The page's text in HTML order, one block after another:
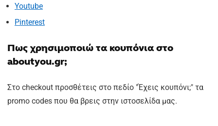
Youtube
Pinterest
Πως χρησιμοποιώ τα κουπόνια στο
aboutyou.gr;
Στο checkout προσθέτεις στο πεδίο "Έχεις κουπόνι;" τα
promo codes που θα βρεις στην ιστοσελίδα μας.